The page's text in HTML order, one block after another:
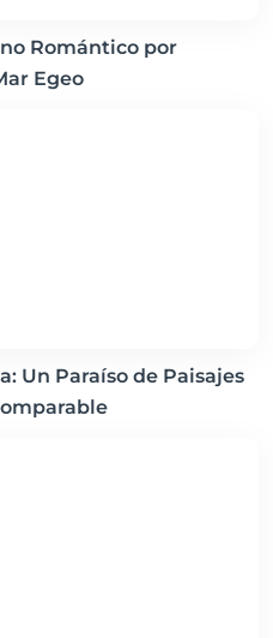
Romántico por
Egeo
Un Paraíso de Paisajes